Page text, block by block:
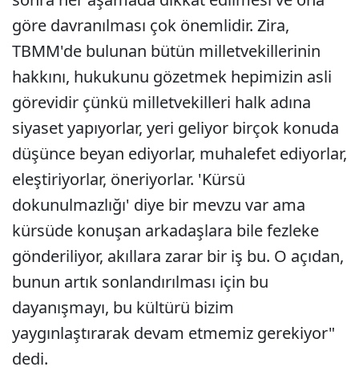
göre davranılması çok önemlidir. Zira,
TBMM'de bulunan bütün milletvekillerinin
hakkını, hukukunu gözetmek hepimizin asli
görevidir çünkü milletvekilleri halk adına
siyaset yapıyorlar, yeri geliyor birçok konuda
düşünce beyan ediyorlar, muhalefet ediyorlar,
eleştiriyorlar, öneriyorlar. 'Kürsü
dokunulmazlığı' diye bir mevzu var ama
kürsüde konuşan arkadaşlara bile fezleke
gönderiliyor, akıllara zarar bir iş bu. O açıdan,
bunun artık sonlandırılması için bu
dayanışmayı, bu kültürü bizim
yaygınlaştırarak devam etmemiz gerekiyor"
dedi.